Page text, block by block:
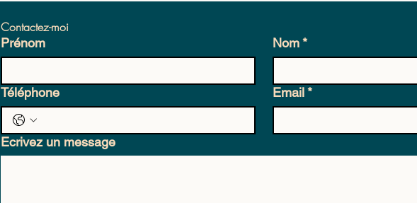
Contactez-moi
Prénom Nom*
Téléphone Email*
Ecrivez un message